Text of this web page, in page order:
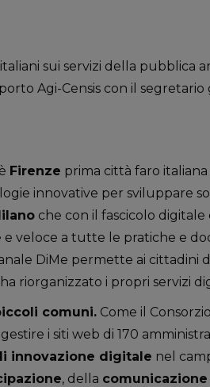
sui servizi della pubblica
Agi-Censis con il
Firenze prima città faro
innovative per sviluppare
che con il fascicolo
e veloce a tutte le pratiche e
DiMe permette ai cittadini
riorganizzato i propri servizi
comuni.Come il
i siti web di 170
innovazione digitale nel
, della